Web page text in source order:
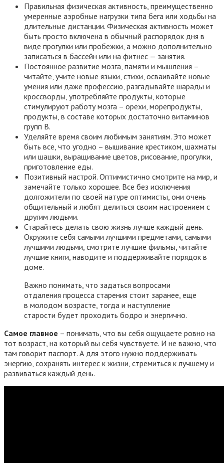
Правильная физическая активность, преимущественно
умеренные аэробные нагрузки типа бега или ходьбы на
длительные дистанции. Физическая активность может
быть просто включена в обычный распорядок дня в
виде прогулки или пробежки, а можно дополнительно
записаться в бассейн или на фитнес — занятия.
Постоянное развитие мозга, памяти и мышления –
читайте, учите новые языки, стихи, осваивайте новые
умения или даже профессию, разгадывайте шарады и
кроссворды, употребляйте продукты, которые
стимулируют работу мозга – орехи, морепродукты,
продукты, в составе которых достаточно витаминов
групп В.
Уделяйте время своим любимым занятиям. Это может
быть все, что угодно – вышивание крестиком, шахматы
или шашки, выращивание цветов, рисование, прогулки,
приготовление еды.
Позитивный настрой. Оптимистично смотрите на мир, и
замечайте только хорошее. Все без исключения
долгожители по своей натуре оптимисты, они очень
общительный и любят делиться своим настроением с
другим людьми.
Старайтесь делать свою жизнь лучше каждый день.
Окружите себя самыми лучшими предметами, самыми
лучшими людьми, смотрите лучшие фильмы, читайте
лучшие книги, наводите и поддерживайте порядок в
доме.
Важно понимать, что задаться вопросами
отдаления процесса старения стоит заранее, еще
в молодом возрасте, тогда и наступление
старости будет проходить бодро и энергично.
Самое главное – понимать, что вы себя ощущаете ровно на
тот возраст, на который вы себя чувствуете. И не важно, что
там говорит паспорт. А для этого нужно поддерживать
энергию, сохранять интерес к жизни, стремиться к лучшему и
развиваться каждый день.